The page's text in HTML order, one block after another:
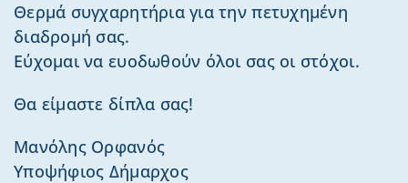
Θερμά συγχαρητήρια για την πετυχημένη
διαδρομή σας.
Εύχομαι να ευοδωθούν όλοι σας οι στόχοι.
Θα είμαστε δίπλα σας!
Μανόλης Ορφανός
Υποψήφιος Δήμαρχος